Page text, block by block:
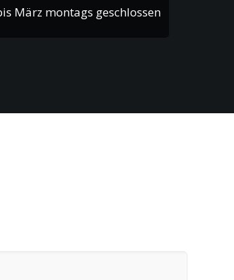
März montags geschlossen